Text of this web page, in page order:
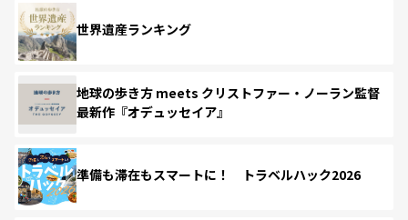
世界遺産ランキング
地球の歩き方 meets クリストファー・ノーラン監督
最新作『オデュッセイア』
準備も滞在もスマートに！ トラベルハック2026